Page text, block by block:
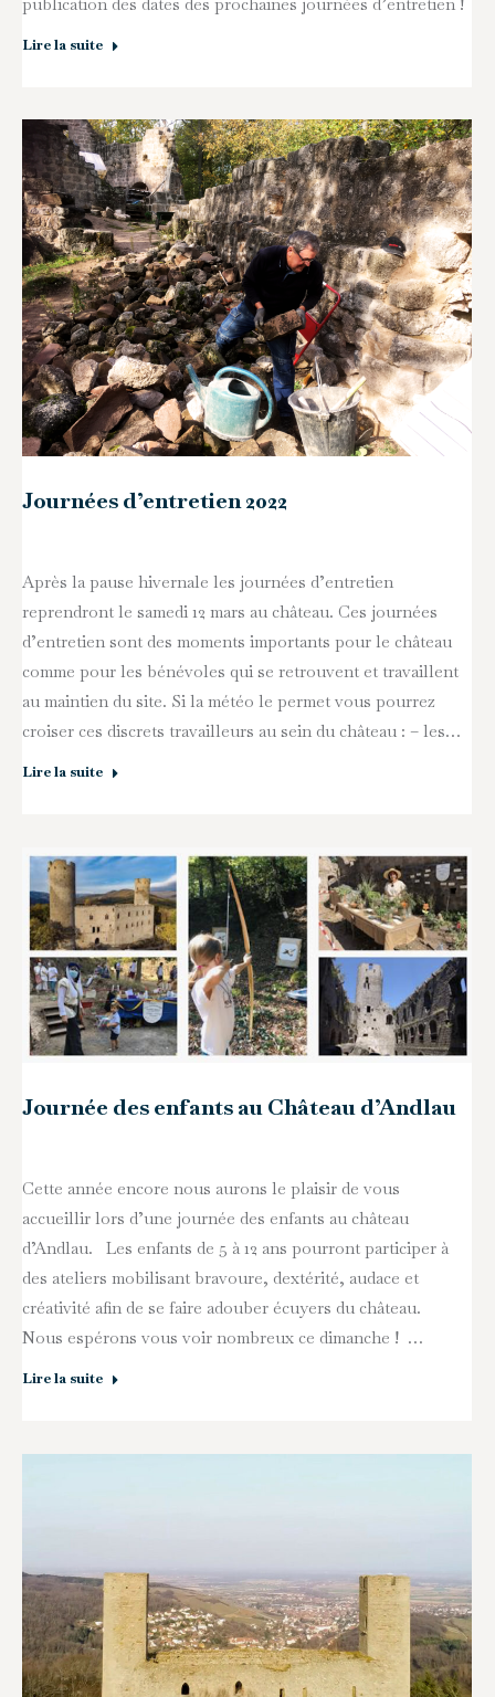
Lire la suite
Journées d’entretien 2022
Après la pause hivernale les journées d’entretien
reprendront le samedi 12 mars au château. Ces journées
d’entretien sont des moments importants pour le château
comme pour les bénévoles qui se retrouvent et travaillent
au maintien du site. Si la météo le permet vous pourrez
croiser ces discrets travailleurs au sein du château : – les…
Lire la suite
Journée des enfants au Château d’Andlau
Cette année encore nous aurons le plaisir de vous
accueillir lors d’une journée des enfants au château
d’Andlau. Les enfants de 5 à 12 ans pourront participer à
des ateliers mobilisant bravoure, dextérité, audace et
créativité afin de se faire adouber écuyers du château.
Nous espérons vous voir nombreux ce dimanche ! …
Lire la suite